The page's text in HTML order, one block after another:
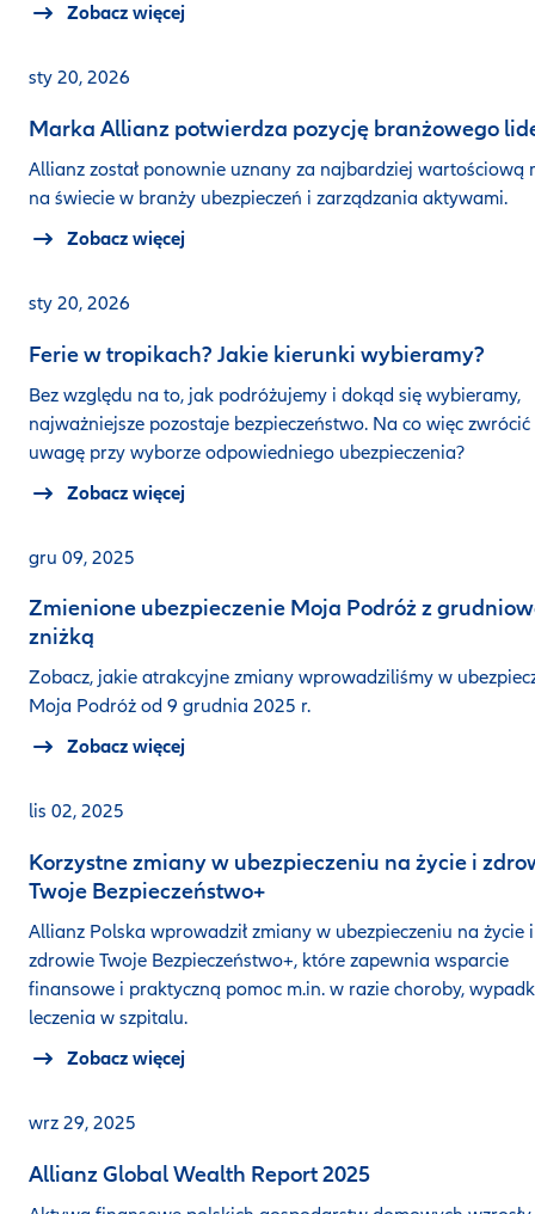
Zobacz więcej
sty 20, 2026
Marka Allianz potwierdza pozycję branżowego
Allianz został ponownie uznany za najbardziej wartościową
na świecie w branży ubezpieczeń i zarządzania aktywami.
Zobacz więcej
sty 20, 2026
Ferie w tropikach? Jakie kierunki wybieramy?
Bez względu na to, jak podróżujemy i dokąd się wybieramy,
najważniejsze pozostaje bezpieczeństwo. Na co więc zwrócić
uwagę przy wyborze odpowiedniego ubezpieczenia?
Zobacz więcej
gru 09, 2025
Zmienione ubezpieczenie Moja Podróż z
zniżką
Zobacz, jakie atrakcyjne zmiany wprowadziliśmy w
Moja Podróż od 9 grudnia 2025 r.
Zobacz więcej
lis 02, 2025
Korzystne zmiany w ubezpieczeniu na życie i
Twoje Bezpieczeństwo+
Allianz Polska wprowadził zmiany w ubezpieczeniu na życie i
zdrowie Twoje Bezpieczeństwo+, które zapewnia wsparcie
finansowe i praktyczną pomoc m.in. w razie choroby,
leczenia w szpitalu.
Zobacz więcej
wrz 29, 2025
Allianz Global Wealth Report 2025